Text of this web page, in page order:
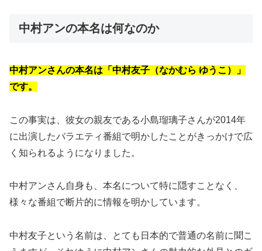
中村アンの本名は何なのか
中村アンさんの本名は「中村友子（なかむら ゆうこ）」
です。
この事実は、彼女の親友である小島瑠璃子さんが2014年
に出演したバラエティ番組で明かしたことがきっかけで広
く知られるようになりました。
中村アンさん自身も、本名について特に隠すことなく、
様々な番組で断片的に情報を明かしています。
中村友子という名前は、とても日本的で普通の名前に聞こ